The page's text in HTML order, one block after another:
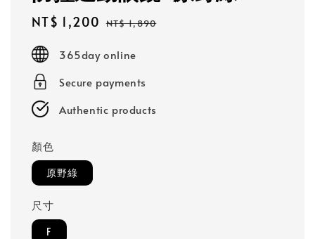
Sale
NT$ 1,200 Regular
NT$ 1,890
365day online
Secure payments
Authentic products
顏色
原野綠
尺寸
F